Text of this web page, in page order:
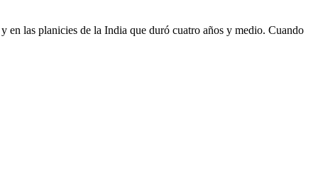
las planicies de la India que duró cuatro años y medio. Cuando